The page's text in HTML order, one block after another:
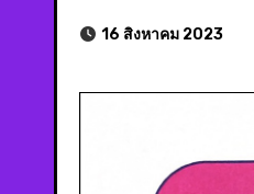
16 สิงหาคม 2023